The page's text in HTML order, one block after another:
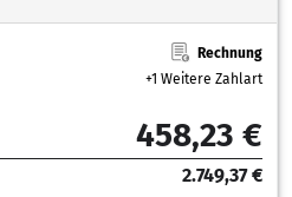
Rechnung
+1 Weitere Zahlart
458,23 €
2.749,37 €